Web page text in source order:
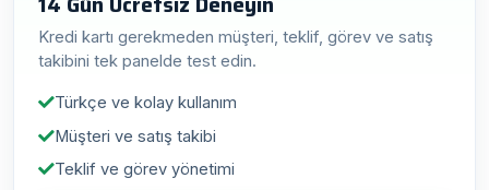
Kredi kartı gerekmeden müşteri, teklif, görev ve satış
takibini tek panelde test edin.
Türkçe ve kolay kullanım
Müşteri ve satış takibi
Teklif ve görev yönetimi